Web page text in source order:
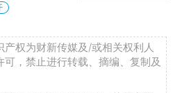
权为财新传媒及/或相关权利人
，禁止进行转载、摘编、复制及